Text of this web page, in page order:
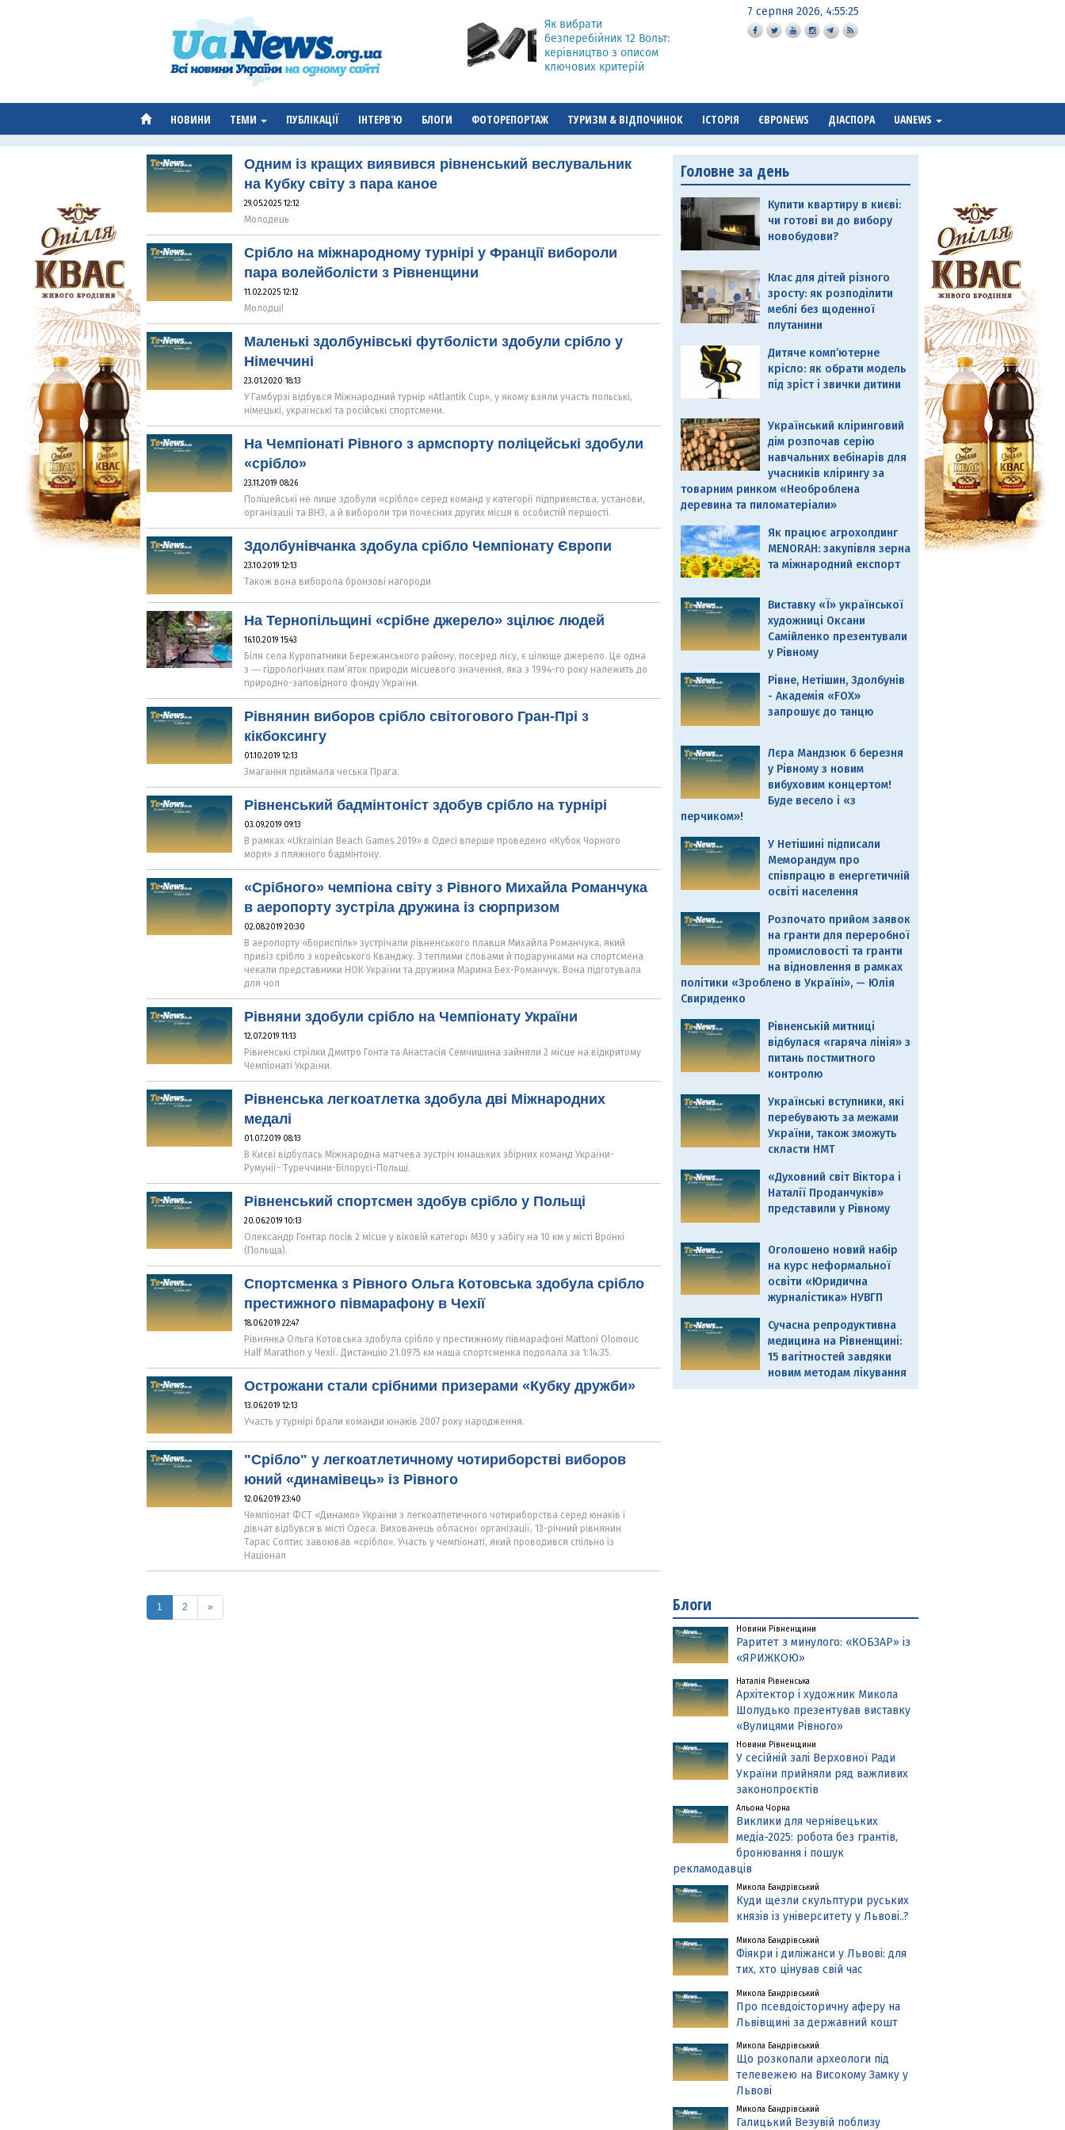
Як вибрати
безперебійник 12 Вольт:
керівництво з описом
ключових критерій
7 серпня 2026, 4:55:26
НОВИНИ ТЕМИ ПУБЛІКАЦІЇ ІНТЕРВ'Ю БЛОГИ ФОТОРЕПОРТАЖ ТУРИЗМ & ВІДПОЧИНОК ІСТОРІЯ ЄВРОNEWS ДІАСПОРА UANEWS
Одним із кращих виявився рівненський веслувальник
на Кубку світу з пара каное
29.05.2025 12:12
Молодець
Срібло на міжнародному турнірі у Франції вибороли
пара волейболісти з Рівненщини
11.02.2025 12:12
Молодці!
Маленькі здолбунівські футболісти здобули срібло у
Німеччині
23.01.2020 18:13
У Гамбурзі відбувся Міжнародний турнір «Atlantik Cup», у якому взяли участь польські,
німецькі, українські та російські спортсмени.
На Чемпіонаті Рівного з армспорту поліцейські здобули
«срібло»
23.11.2019 08:26
Поліцейські не лише здобули «срібло» серед команд у категорії підприємства, установи,
організації та ВНЗ, а й вибороли три почесних других місця в особистій першості.
Здолбунівчанка здобула срібло Чемпіонату Європи
23.10.2019 12:13
Також вона виборола бронзові нагороди
На Тернопільщині «срібне джерело» зцілює людей
16.10.2019 15:43
Біля села Куропатники Бережанського району, посеред лісу, є цілюще джерело. Це одна
з ― гідрологічних пам’яток природи місцевого значення, яка з 1994-го року належить до
природно-заповідного фонду України.
Рівнянин виборов срібло світогового Гран-Прі з
кікбоксингу
01.10.2019 12:13
Змагання приймала чеська Прага.
Рівненський бадмінтоніст здобув срібло на турнірі
03.09.2019 09:13
В рамках «Ukrainian Beach Games 2019» в Одесі вперше проведено «Кубок Чорного
моря» з пляжного бадмінтону.
«Срібного» чемпіона світу з Рівного Михайла Романчука
в аеропорту зустріла дружина із сюрпризом
02.08.2019 20:30
В аеропорту «Бориспіль» зустрічали рівненського плавця Михайла Романчука, який
привіз срібло з корейського Кванджу. З теплими словами й подарунками на спортсмена
чекали представники НОК України та дружина Марина Бех-Романчук. Вона підготувала
для чол
Рівняни здобули срібло на Чемпіонату України
12.07.2019 11:13
Рівненські стрілки Дмитро Гонта та Анастасія Семчишина зайняли 2 місце на відкритому
Чемпіонаті України.
Рівненська легкоатлетка здобула дві Міжнародних
медалі
01.07.2019 08:13
В Києві відбулась Міжнародна матчева зустріч юнацьких збірних команд України-
Румунії- Туреччини-Білорусі-Польщі.
Рівненський спортсмен здобув срібло у Польщі
20.06.2019 10:13
Олександр Гонтар посів 2 місце у віковій категорї М30 у забігу на 10 км у місті Вронкі
(Польща).
Спортсменка з Рівного Ольга Котовська здобула срібло
престижного півмарафону в Чехії
18.06.2019 22:47
Рівнянка Ольга Котовська здобула срібло у престижному півмарафоні Mattoni Olomouc
Half Marathon у Чехії. Дистанцію 21.0975 км наша спортсменка подолала за 1:14:35.
Острожани стали срібними призерами «Кубку дружби»
13.06.2019 12:13
Участь у турнірі брали команди юнаків 2007 року народження.
"Cрібло" у легкоатлетичному чотириборстві виборов
юний «динамівець» із Рівного
12.06.2019 23:40
Чемпіонат ФСТ «Динамо» України з легкоатлетичного чотириборства серед юнаків і
дівчат відбувся в місті Одеса. Вихованець обласної організації, 13-річний рівнянин
Тарас Солтис завоював «срібло». Участь у чемпіонаті, який проводився спільно із
Націонал
1 (current)
2 »
Головне за день
Купити квартиру в києві:
чи готові ви до вибору
новобудови?
Клас для дітей різного
зросту: як розподілити
меблі без щоденної
плутанини
Дитяче комп’ютерне
крісло: як обрати модель
під зріст і звички дитини
Український кліринговий
дім розпочав серію
навчальних вебінарів для
учасників клірингу за
товарним ринком «Необроблена
деревина та пиломатеріали»
Як працює агрохолдинг
MENORAH: закупівля зерна
та міжнародний експорт
Виставку «Ї» української
художниці Оксани
Самійленко презентували
у Рівному
Рівне, Нетішин, Здолбунів
- Академія «FOX»
запрошує до танцю
Лєра Мандзюк 6 березня
у Рівному з новим
вибуховим концертом!
Буде весело і «з
перчиком»!
У Нетішині підписали
Меморандум про
співпрацю в енергетичній
освіті населення
Розпочато прийом заявок
на гранти для переробної
промисловості та гранти
на відновлення в рамках
політики «Зроблено в Україні», — Юлія
Свириденко
Рівненській митниці
відбулася «гаряча лінія» з
питань постмитного
контролю
Українські вступники, які
перебувають за межами
України, також зможуть
скласти НМТ
«Духовний світ Віктора і
Наталії Проданчуків»
представили у Рівному
Оголошено новий набір
на курс неформальної
освіти «Юридична
журналістика» НУВГП
Сучасна репродуктивна
медицина на Рівненщині:
15 вагітностей завдяки
новим методам лікування
Блоги
Новини Рівненщини
Раритет з минулого: «КОБЗАР» із
«ЯРИЖКОЮ»
Наталія Рівненська
Архітектор і художник Микола
Шолудько презентував виставку
«Вулицями Рівного»
Новини Рівненщини
У сесійній залі Верховної Ради
України прийняли ряд важливих
законопроєктів
Альона Чорна
Виклики для чернівецьких
медіа-2025: робота без грантів,
бронювання і пошук
рекламодавців
Микола Бандрівський
Куди щезли скульптури руських
князів із університету у Львові..?
Микола Бандрівський
Фіякри і диліжанси у Львові: для
тих, хто цінував свій час
Микола Бандрівський
Про псевдоісторичну аферу на
Львівщині за державний кошт
Микола Бандрівський
Що розкопали археологи під
телевежею на Високому Замку у
Львові
Микола Бандрівський
Галицький Везувій поблизу